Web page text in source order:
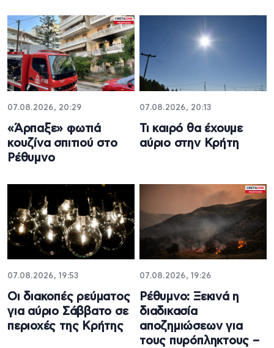
07.08.2026, 20:29
«Άρπαξε» φωτιά
κουζίνα σπιτιού στο
Ρέθυμνο
07.08.2026, 20:13
Τι καιρό θα έχουμε
αύριο στην Κρήτη
07.08.2026, 19:53
Οι διακοπές ρεύματος
για αύριο Σάββατο σε
περιοχές της Κρήτης
07.08.2026, 19:26
Ρέθυμνο: Ξεκινά η
διαδικασία
αποζημιώσεων για
τους πυρόπληκτους –